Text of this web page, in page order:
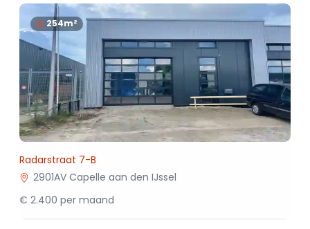
254m²
Radarstraat 7-B
2901AV Capelle aan den IJssel
€ 2.400 per maand